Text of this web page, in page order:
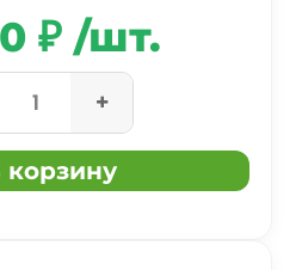
₽ /шт.
корзину